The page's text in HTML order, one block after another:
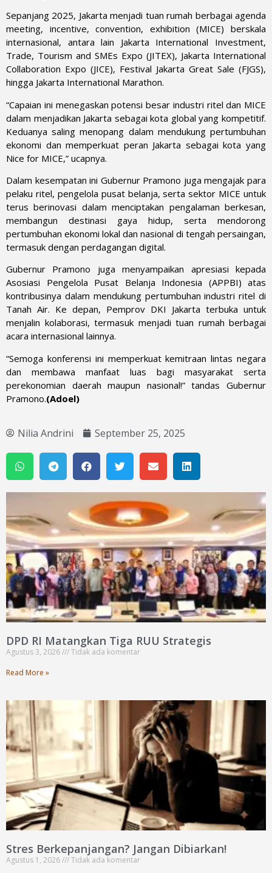
Sepanjang 2025, Jakarta menjadi tuan rumah berbagai agenda
meeting, incentive, convention, exhibition (MICE) berskala
internasional, antara lain Jakarta International Investment,
Trade, Tourism and SMEs Expo (JITEX), Jakarta International
Collaboration Expo (JICE), Festival Jakarta Great Sale (FJGS),
hingga Jakarta International Marathon.
“Capaian ini menegaskan potensi besar industri ritel dan MICE
dalam menjadikan Jakarta sebagai kota global yang kompetitif.
Keduanya saling menopang dalam mendukung pertumbuhan
ekonomi dan memperkuat peran Jakarta sebagai kota yang
Nice for MICE,” ucapnya.
Dalam kesempatan ini Gubernur Pramono juga mengajak para
pelaku ritel, pengelola pusat belanja, serta sektor MICE untuk
terus berinovasi dalam menciptakan pengalaman berkesan,
membangun destinasi gaya hidup, serta mendorong
pertumbuhan ekonomi lokal dan nasional di tengah persaingan,
termasuk dengan perdagangan digital.
Gubernur Pramono juga menyampaikan apresiasi kepada
Asosiasi Pengelola Pusat Belanja Indonesia (APPBI) atas
kontribusinya dalam mendukung pertumbuhan industri ritel di
Tanah Air. Ke depan, Pemprov DKI Jakarta terbuka untuk
menjalin kolaborasi, termasuk menjadi tuan rumah berbagai
acara internasional lainnya.
“Semoga konferensi ini memperkuat kemitraan lintas negara
dan membawa manfaat luas bagi masyarakat serta
perekonomian daerah maupun nasional!” tandas Gubernur
Pramono.(Adoel)
Nilia Andrini September 25, 2025
DPD RI Matangkan Tiga RUU Strategis
Agustus 3, 2026
Tidak ada komentar
Read More »
Stres Berkepanjangan? Jangan Dibiarkan!
Agustus 1, 2026 Tidak ada komentar